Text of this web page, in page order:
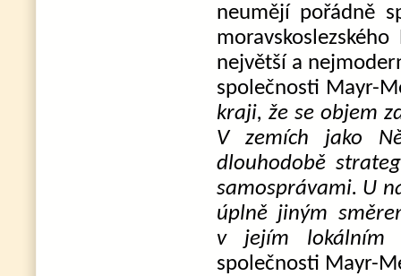
neumějí pořádně
největší a
společnosti Mayr-
kraji, že se objem
V zemích jako
dlouhodobě
samosprávami. U
úplně jiným
v jejím lokálním
společnosti Mayr-